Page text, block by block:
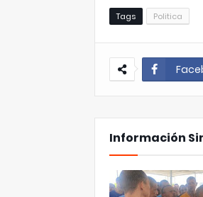
Tags Politica
Información